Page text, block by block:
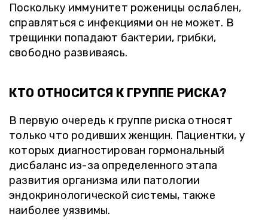
Поскольку иммунитет роженицы ослаблен,
справляться с инфекциями он не может. В
трещинки попадают бактерии, грибки,
свободно развиваясь.
КТО ОТНОСИТСЯ К ГРУППЕ РИСКА?
В первую очередь к группе риска относят
только что родивших женщин. Пациентки, у
которых диагностирован гормональный
дисбаланс из-за определенного этапа
развития организма или патологии
эндокринологической системы, также
наиболее уязвимы.